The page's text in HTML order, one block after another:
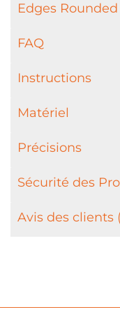
Edges Rounded
FAQ
Instructions
Matériel
Précisions
Sécurité des
Avis des clients